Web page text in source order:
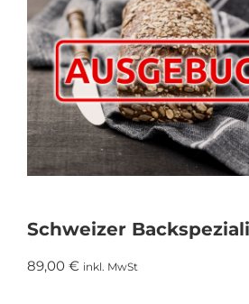
Schweizer
89,00 € inkl. MwSt